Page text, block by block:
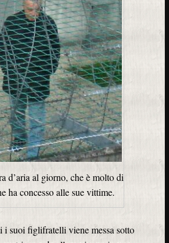
d’aria al giorno, che è molto di
ha concesso alle sue vittime.
i suoi figlifratelli viene messa sotto